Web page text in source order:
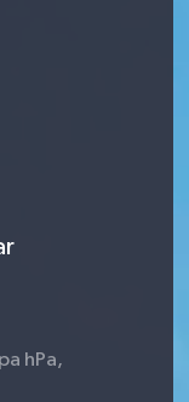
hPa,